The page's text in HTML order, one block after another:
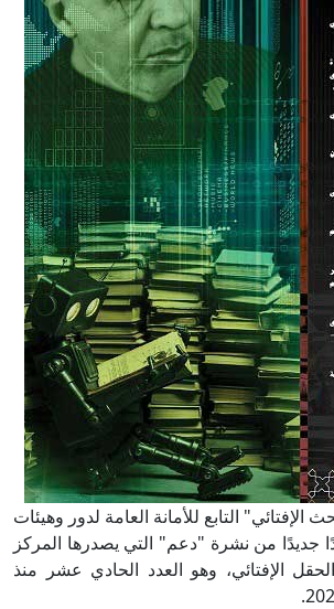
التابع للأمانة العامة لدور وهيئات
جديدًا من نشرة "دعم" التي يصدرها المركز
الإفتائي، وهو العدد الحادي عشر منذ